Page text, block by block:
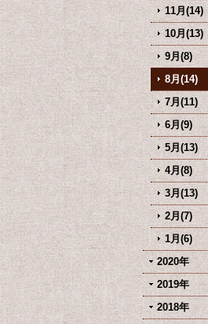
11月(14)
10月(13)
9月(8)
8月(14)
7月(11)
6月(9)
5月(13)
4月(8)
3月(13)
2月(7)
1月(6)
2020年
2019年
2018年